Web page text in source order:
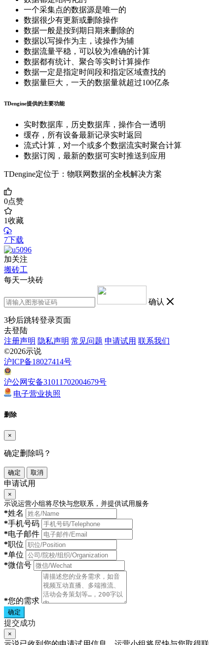
一个采集点的数据源是唯一的
数据很少有更新或删除操作
数据一般是按到期日期来删除的
数据以写操作为主，读操作为辅
数据流量平稳，可以较为准确的计算
数据都有统计、聚合等实时计算操作
数据一定是指定时间段和指定区域查找的
数据量巨大，一天的数据量就超过100亿条
TDengine提供的主要功能
实时数据库，历史数据库，操作合一透明
缓存，所有设备最新记录实时返回
流式计算，对一个或多个数据流实时聚合计算
数据订阅，最新的数据可实时推送到应用
TDengine定位于：物联网数据的全栈解决方案
0点赞
1收藏
7下载
加关注
搬砖工
每天一块砖
确认
3秒后跳转登录页面
去登陆
注册声明 隐私声明 常见问题 申请试用 联系我们
©2026示说
沪ICP备18027414号
沪公网安备31011702004679号
电子营业执照
删除
×
确定删除吗？
确定 取消
申请试用
×
示说运营小组将尽快与您联系，并提供试用服务
*姓名
*手机号码
*电子邮件
*职位
*单位
*微信号
*您的需求
确定
提交成功
×